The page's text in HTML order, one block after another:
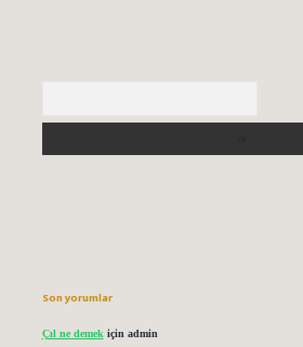
Son yorumlar
Çıl ne demek için admin